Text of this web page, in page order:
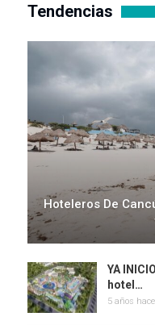
Tendencias
Hoteleros De
YA
hotel…
5 años hace